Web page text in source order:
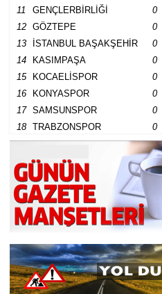
11 GENÇLERBİRLİĞİ 0
12
GÖZTEPE 0
13
İSTANBUL BAŞAKŞEHİR 0
14
KASIMPAŞA 0
15
KOCAELİSPOR 0
16
KONYASPOR 0
17
SAMSUNSPOR 0
18
TRABZONSPOR 0